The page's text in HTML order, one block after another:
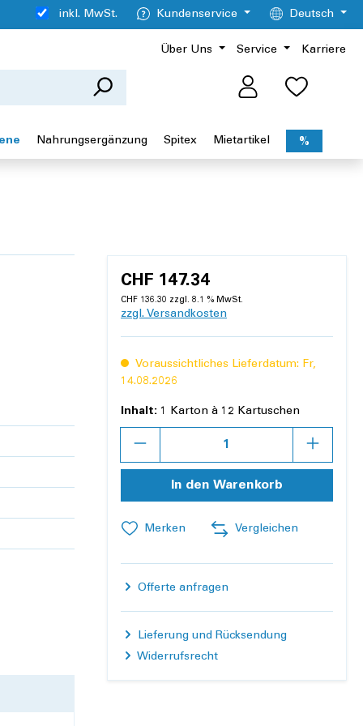
inkl. MwSt. Kundenservice Deutsch
Über Uns Service Karriere
Nahrungsergänzung Spitex Mietartikel %
CHF 147.34
CHF 136.30 zzgl. 8.1 % MwSt.
zzgl. Versandkosten
Voraussichtliches Lieferdatum: Fr,
14.08.2026
Inhalt: 1 Karton à 12 Kartuschen
In den Warenkorb
Merken Vergleichen
Offerte anfragen
Lieferung und Rücksendung
Widerrufsrecht